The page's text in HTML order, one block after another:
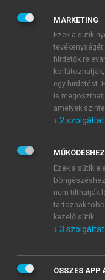
JELSZÓ
JELSZÓ ÚJRA
Kérek értesítést a
Kérek értesítést
Adatkezelési
veszem és
Általános
mersz.huoldalak
tudomásul
MARKETING
Ezek a sütik
hirdetők
egy hirdetést.
is
amelyek
↓ 2
Ezek a sütik
nem tilthatják
tartoznak
kezelő sütik.
↓ 3
ÖSSZES APP